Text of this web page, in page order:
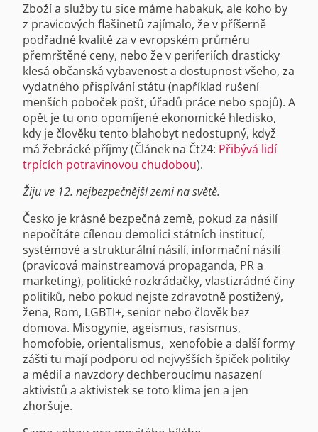
Zboží a služby tu sice máme habakuk, ale koho by
z pravicových flašinetů zajímalo, že v příšerně
podřadné kvalitě za v evropském průměru
přemrštěné ceny, nebo že v periferiích drasticky
klesá občanská vybavenost a dostupnost všeho, za
vydatného přispívání státu (například rušení
menších poboček pošt, úřadů práce nebo spojů). A
opět je tu ono opomíjené ekonomické hledisko,
kdy je člověku tento blahobyt nedostupný, když
má žebrácké příjmy (Článek na Čt24: Přibývá lidí
trpících potravinovou chudobou).
Žiju ve 12. nejbezpečnější zemi na světě.
Česko je krásně bezpečná země, pokud za násilí
nepočítáte cílenou demolici státních institucí,
systémové a strukturální násilí, informační násilí
(pravicová mainstreamová propaganda, PR a
marketing), politické rozkrádačky, vlastizrádné činy
politiků, nebo pokud nejste zdravotně postižený,
žena, Rom, LGBTI+, senior nebo člověk bez
domova. Misogynie, ageismus, rasismus,
homofobie, orientalismus, xenofobie a další formy
zášti tu mají podporu od nejvyšších špiček politiky
a médií a navzdory dechberoucímu nasazení
aktivistů a aktivistek se toto klima jen a jen
zhoršuje.